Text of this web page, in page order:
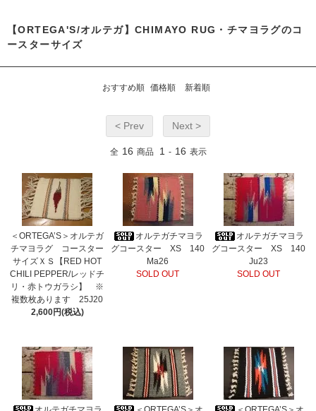
【ORTEGA'S/オルテガ】CHIMAYO RUG・チマヨラグのコ
ースターサイズ
おすすめ順 価格順 新着順
< Prev Next >
全 16 商品 1 - 16 表示
＜ORTEGA’S＞オルテガ
チマヨラグ コースター
サイズＸＳ【RED HOT
CHILI PEPPER/レッドチ
リ・赤トウガラシ】 ※
複数枚あります 25J20
2,600円(税込)
オルテガチマヨラ
グコースター XS 140
Ma26
SOLD OUT
オルテガチマヨラ
グコースター XS 140
Ju23
SOLD OUT